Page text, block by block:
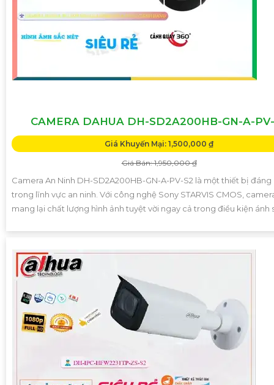
CAMERA DAHUA DH-SD2A200HB-GN-A-
Giá Khuyến Mại: 1,500,000 ₫
Giá Bán: 1,950,000 ₫
Camera An Ninh DH-SD2A200HB-GN-A-PV-S2 là một thiết bị đáng
trong lĩnh vực an ninh. Với công nghệ Sony STARVIS CMOS,
mang lại chất lượng hình ảnh tuyệt vời ngay cả trong điều kiện ánh